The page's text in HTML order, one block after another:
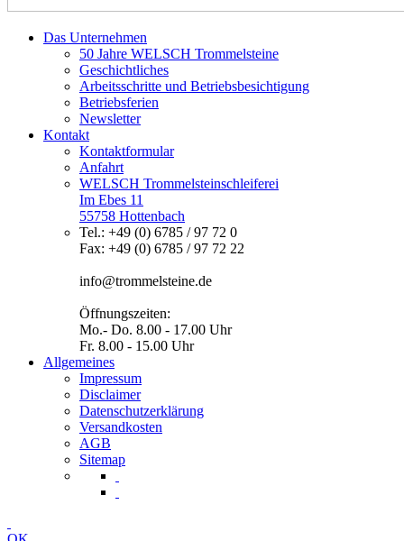
Das Unternehmen
50 Jahre WELSCH Trommelsteine
Geschichtliches
Arbeitsschritte und Betriebsbesichtigung
Betriebsferien
Newsletter
Kontakt
Kontaktformular
Anfahrt
WELSCH Trommelsteinschleiferei
Im Ebes 11
55758 Hottenbach
Tel.: +49 (0) 6785 / 97 72 0
Fax: +49 (0) 6785 / 97 72 22
info@trommelsteine.de
Öffnungszeiten:
Mo.- Do. 8.00 - 17.00 Uhr
Fr. 8.00 - 15.00 Uhr
Allgemeines
Impressum
Disclaimer
Datenschutzerklärung
Versandkosten
AGB
Sitemap